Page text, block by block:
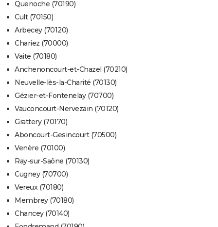
Quenoche (70190)
Cult (70150)
Arbecey (70120)
Chariez (70000)
Vaite (70180)
Anchenoncourt-et-Chazel (70210)
Neuvelle-lès-la-Charité (70130)
Gézier-et-Fontenelay (70700)
Vauconcourt-Nervezain (70120)
Grattery (70170)
Aboncourt-Gesincourt (70500)
Venère (70100)
Ray-sur-Saône (70130)
Cugney (70700)
Vereux (70180)
Membrey (70180)
Chancey (70140)